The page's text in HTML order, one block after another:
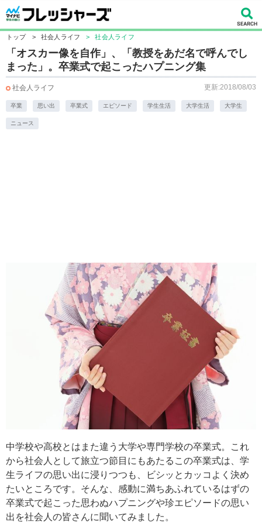
トップ > 社会人ライフ > 社会人ライフ
「オスカー像を自作」、「教授をあだ名で呼んでし
まった」。卒業式で起こったハプニング集
社会人ライフ 更新:2018/08/03
卒業 思い出 卒業式 エピソード 学生生活 大学生活 大学生
ニュース
中学校や高校とはまた違う大学や専門学校の卒業式。これ
から社会人として旅立つ節目にもあたるこの卒業式は、学
生ライフの思い出に浸りつつも、ビシッとカッコよく決め
たいところです。そんな、感動に満ちあふれているはずの
卒業式で起こった思わぬハプニングや珍エピソードの思い
出を社会人の皆さんに聞いてみました。